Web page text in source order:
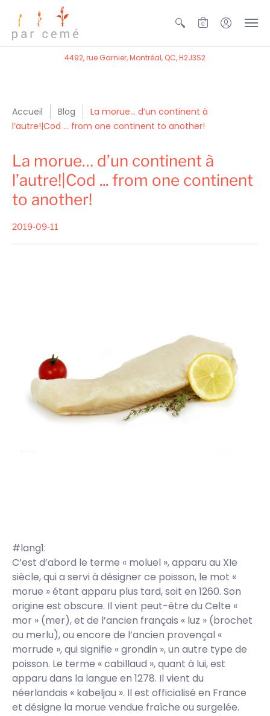
0
4492, rue Garnier, Montréal, QC, H2J3S2
Accueil Blog
La morue… d’un continent à
l’autre!|Cod ... from one continent to another!
La morue… d’un continent à
l’autre!|Cod ... from one continent
to another!
2019-09-11
#lang1:
C’est d’abord le terme « moluel », apparu au XIe
siècle, qui a servi à désigner ce poisson, le mot «
morue » étant apparu plus tard, soit en 1260. Son
origine est obscure. Il vient peut-être du Celte «
mor » (mer), et de l’ancien français « luz » (brochet
ou merlu), ou encore de l’ancien provençal «
morrude », qui signifie « grondin », un autre type de
poisson. Le terme « cabillaud », quant à lui, est
apparu dans la langue en 1278. Il vient du
néerlandais « kabeljau ». Il est officialisé en France
et désigne la morue vendue fraîche ou surgelée.